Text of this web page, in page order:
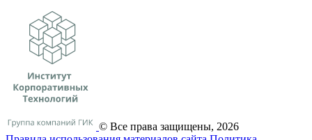
© Все права защищены, 2026